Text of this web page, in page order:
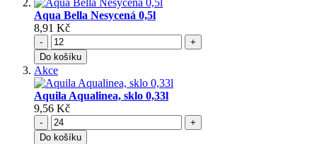
Aqua Bella Nesycená 0,5l
8,91 Kč
-
+
Do košíku
Akce
Aquila Aqualinea, sklo 0,33l
9,56 Kč
-
+
Do košíku